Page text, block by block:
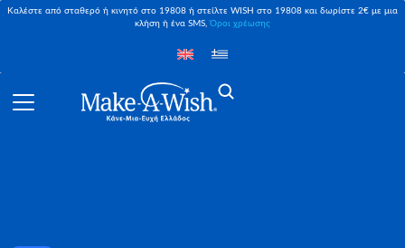
Καλέστε από σταθερό ή κινητό στο 19808 ή στείλτε WISH στο 19808 και δωρίστε 2€ με μια
κλήση ή ένα SMS,Όροι χρέωσης